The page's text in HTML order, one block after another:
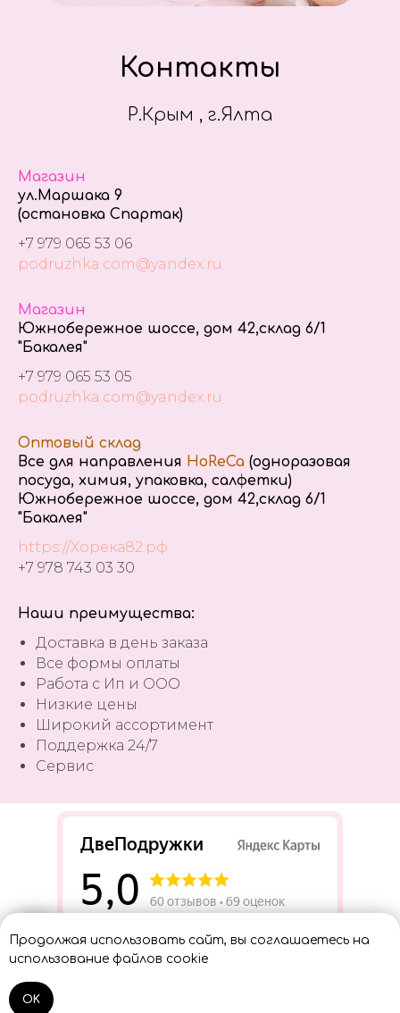
Контакты
Р.Крым , г.Ялта
Магазин
ул.Маршака 9
(остановка Спартак)
+7 979 065 53 06
podruzhka.com@yandex.ru
Магазин
Южнобережное шоссе, дом 42,склад 6/1
"Бакалея"
+7 979 065 53 05
podruzhka.com@yandex.ru
Оптовый склад
Все для направления HoReCa (одноразовая
посуда, химия, упаковка, салфетки)
Южнобережное шоссе, дом 42,склад 6/1
"Бакалея"
https://Хорека82.рф
+7 978 743 03 30
Наши преимущества:
Доставка в день заказа
Все формы оплаты
Работа с Ип и ООО
Низкие цены
Широкий ассортимент
Поддержка 24/7
Сервис
Продолжая использовать сайт, вы соглашаетесь на
использование файлов cookie
OK
Разработать сайт
Консультант